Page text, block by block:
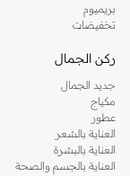
بريميوم
تخفيضات
ركن الجمال
جديد الجمال
مكياج
عطور
العناية بالشعر
العناية بالبشرة
العناية بالجسم والصحة